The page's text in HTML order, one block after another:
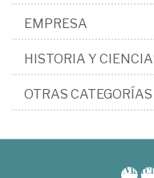
EMPRESA
HISTORIA Y
OTRAS CATEGORÍAS